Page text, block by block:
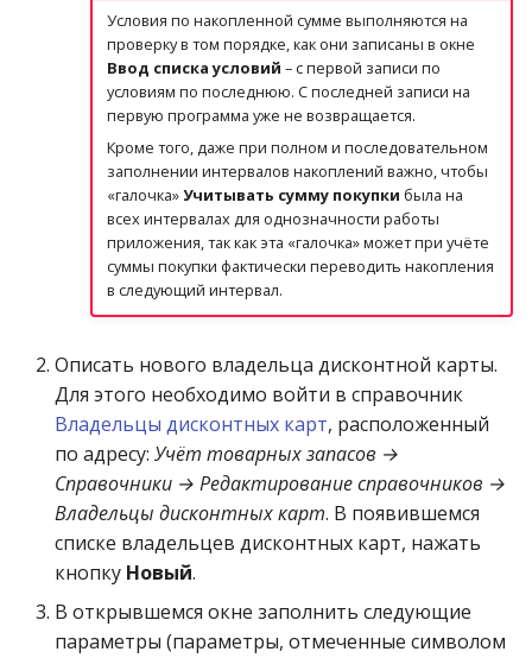
Формы 7-МЗ, 11-МЗ
Экспорт-импорт
Условия по накопленной сумме выполняются на
проверку в том порядке, как они записаны в окне
Ввод списка условий – с первой записи по
условиям по последнюю. С последней записи на
первую программа уже не возвращается.
Кроме того, даже при полном и последовательном
заполнении интервалов накоплений важно, чтобы
«галочка»Учитывать сумму покупки была на
всех интервалах для однозначности работы
приложения, так как эта «галочка» может при учёте
суммы покупки фактически переводить накопления
в следующий интервал.
Описать нового владельца дисконтной карты.
Для этого необходимо войти в справочник
Владельцы дисконтных карт, расположенный
по адресу: Учёт товарных запасов →
Справочники → Редактирование справочников →
Владельцы дисконтных карт. В появившемся
списке владельцев дисконтных карт, нажать
кнопку Новый.
В открывшемся окне заполнить следующие
параметры (параметры, отмеченные символом